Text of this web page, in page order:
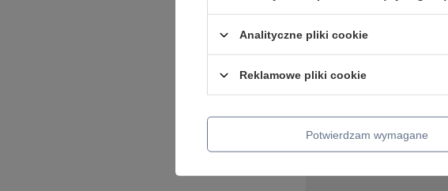
Analityczne pliki cookie
Reklamowe pliki cookie
Potwierdzam wymagane